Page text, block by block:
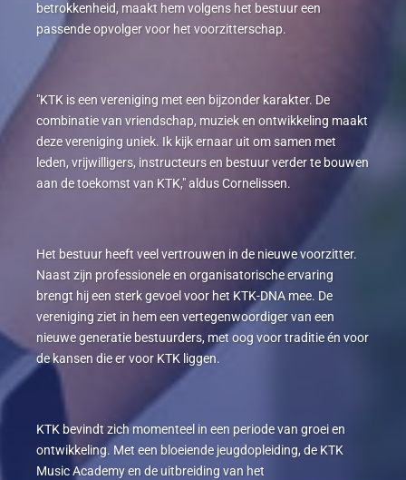
betrokkenheid, maakt hem volgens het bestuur een
passende opvolger voor het voorzitterschap.
"KTK is een vereniging met een bijzonder karakter. De
combinatie van vriendschap, muziek en ontwikkeling maakt
deze vereniging uniek. Ik kijk ernaar uit om samen met
leden, vrijwilligers, instructeurs en bestuur verder te bouwen
aan de toekomst van KTK," aldus Cornelissen.
Het bestuur heeft veel vertrouwen in de nieuwe voorzitter.
Naast zijn professionele en organisatorische ervaring
brengt hij een sterk gevoel voor het KTK-DNA mee. De
vereniging ziet in hem een vertegenwoordiger van een
nieuwe generatie bestuurders, met oog voor traditie én voor
de kansen die er voor KTK liggen.
KTK bevindt zich momenteel in een periode van groei en
ontwikkeling. Met een bloeiende jeugdopleiding, de KTK
Music Academy en de uitbreiding van het